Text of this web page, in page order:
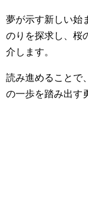
夢が示す新しい始
のりを探求し、桜
介します。
読み進めることで
の一歩を踏み出す